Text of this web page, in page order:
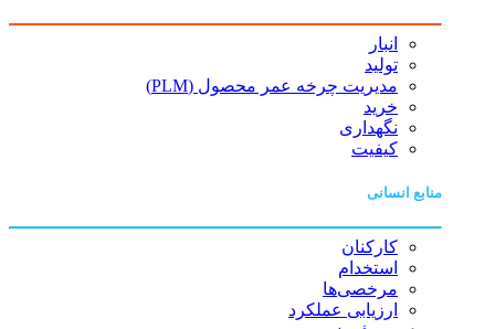
انبار
تولید
مدیریت چرخه عمر محصول (PLM)
خرید
نگهداری
کیفیت
منابع انسانی
کارکنان
استخدام
مرخصی‌ها
ارزیابی عملکرد